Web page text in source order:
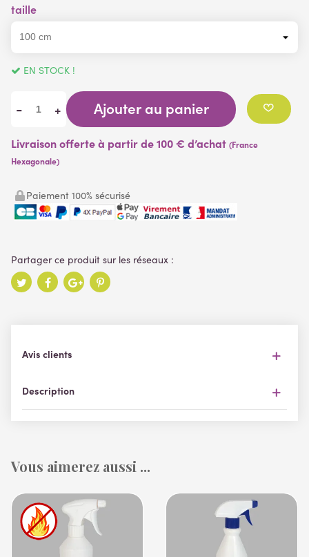
taille
EN STOCK !
- + Ajouter au panier
Livraison offerte à partir de 100 € d’achat (France
Hexagonale)
Paiement 100% sécurisé
Description
Avis clients
Vous aimerez aussi ...